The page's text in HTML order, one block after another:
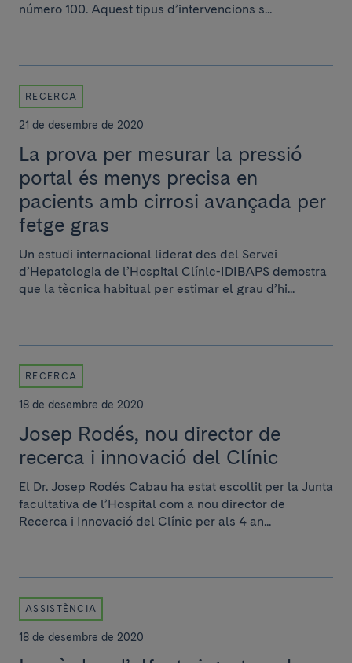
número 100. Aquest tipus d’intervencions s...
RECERCA
21 de desembre de 2020
La prova per mesurar la pressió
portal és menys precisa en
pacients amb cirrosi avançada per
fetge gras
Un estudi internacional liderat des del Servei
d’Hepatologia de l’Hospital Clínic-IDIBAPS demostra
que la tècnica habitual per estimar el grau d’hi...
RECERCA
18 de desembre de 2020
Josep Rodés, nou director de
recerca i innovació del Clínic
El Dr. Josep Rodés Cabau ha estat escollit per la Junta
facultativa de l’Hospital com a nou director de
Recerca i Innovació del Clínic per als 4 an...
ASSISTÈNCIA
18 de desembre de 2020